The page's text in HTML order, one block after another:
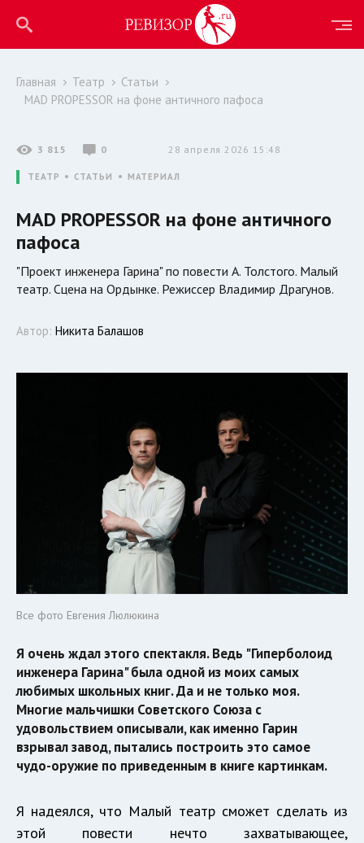
Главная Театр
Статьи
MAD PROPESSOR на фоне античного пафоса
3 815 0 28 апреля 2026 15:48
ТЕАТР СТАТЬИ МАТЕРИАЛ
MAD PROPESSOR на фоне античного
пафоса
"Проект инженера Гарина" по повести А. Толстого. Малый
театр. Сцена на Ордынке. Режиссер Владимир Драгунов.
Автор: Никита Балашов
Все фото Евгения Люлюкина
Я очень ждал этого спектакля. Ведь "Гиперболоид
инженера Гарина" была одной из моих самых
любимых школьных книг. Да и не только моя.
Многие мальчишки Советского Союза с
удовольствием описывали, как именно Гарин
взрывал завод, пытались построить это самое
чудо-оружие по приведенным в книге картинкам.
Я надеялся, что Малый театр сможет сделать из
этой повести нечто захватывающее,